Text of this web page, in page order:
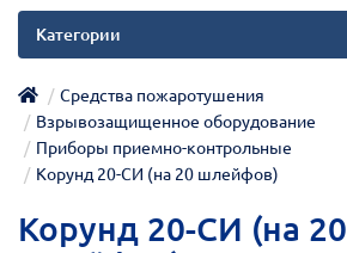
Категории
Средства пожаротушения
Взрывозащищенное оборудование
Приборы приемно-контрольные
Корунд 20-СИ (на 20 шлейфов)
Корунд 20-СИ (на 20